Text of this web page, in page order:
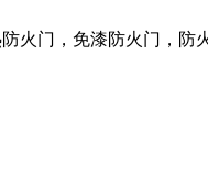
火门，免漆防火门，